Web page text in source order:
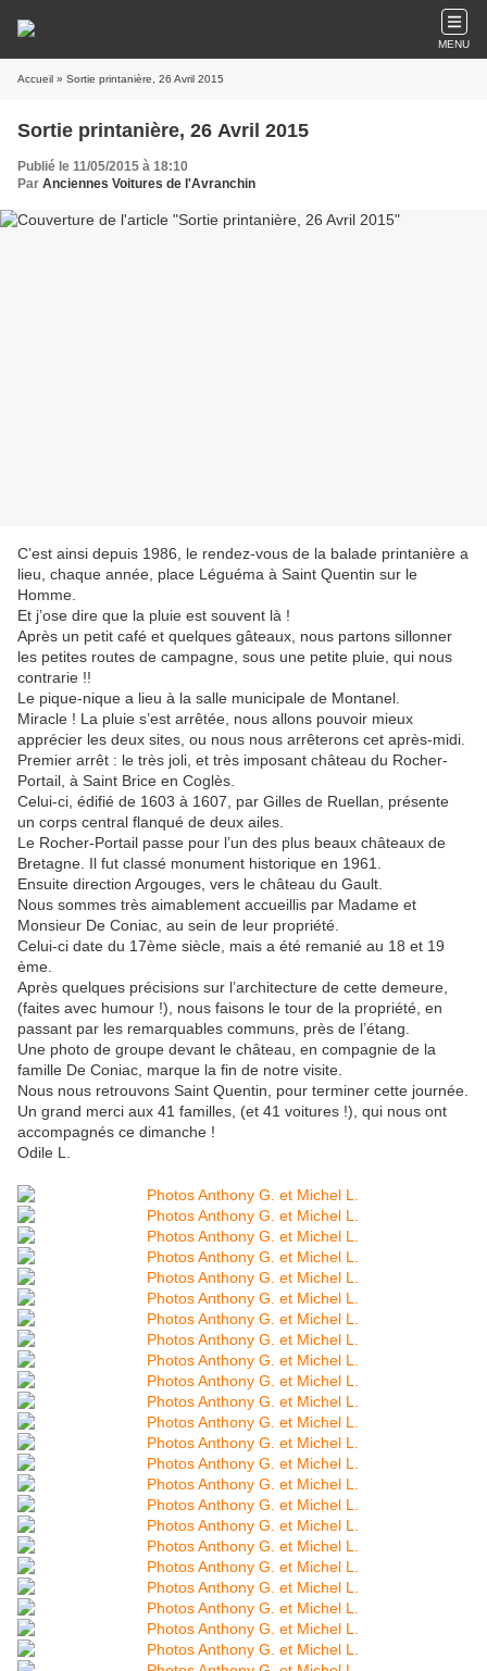
MENU
Accueil » Sortie printanière, 26 Avril 2015
Sortie printanière, 26 Avril 2015
Publié le 11/05/2015 à 18:10
Par Anciennes Voitures de l'Avranchin
C’est ainsi depuis 1986, le rendez-vous de la balade printanière a
lieu, chaque année, place Léguéma à Saint Quentin sur le
Homme.
Et j’ose dire que la pluie est souvent là !
Après un petit café et quelques gâteaux, nous partons sillonner
les petites routes de campagne, sous une petite pluie, qui nous
contrarie !!
Le pique-nique a lieu à la salle municipale de Montanel.
Miracle ! La pluie s’est arrêtée, nous allons pouvoir mieux
apprécier les deux sites, ou nous nous arrêterons cet après-midi.
Premier arrêt : le très joli, et très imposant château du Rocher-
Portail, à Saint Brice en Coglès.
Celui-ci, édifié de 1603 à 1607, par Gilles de Ruellan, présente
un corps central flanqué de deux ailes.
Le Rocher-Portail passe pour l’un des plus beaux châteaux de
Bretagne. Il fut classé monument historique en 1961.
Ensuite direction Argouges, vers le château du Gault.
Nous sommes très aimablement accueillis par Madame et
Monsieur De Coniac, au sein de leur propriété.
Celui-ci date du 17ème siècle, mais a été remanié au 18 et 19
ème.
Après quelques précisions sur l’architecture de cette demeure,
(faites avec humour !), nous faisons le tour de la propriété, en
passant par les remarquables communs, près de l’étang.
Une photo de groupe devant le château, en compagnie de la
famille De Coniac, marque la fin de notre visite.
Nous nous retrouvons Saint Quentin, pour terminer cette journée.
Un grand merci aux 41 familles, (et 41 voitures !), qui nous ont
accompagnés ce dimanche !
Odile L.